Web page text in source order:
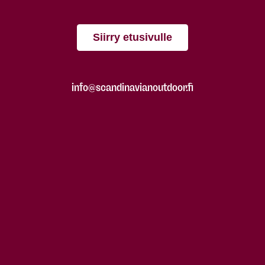
Siirry etusivulle
info@scandinavianoutdoor.fi